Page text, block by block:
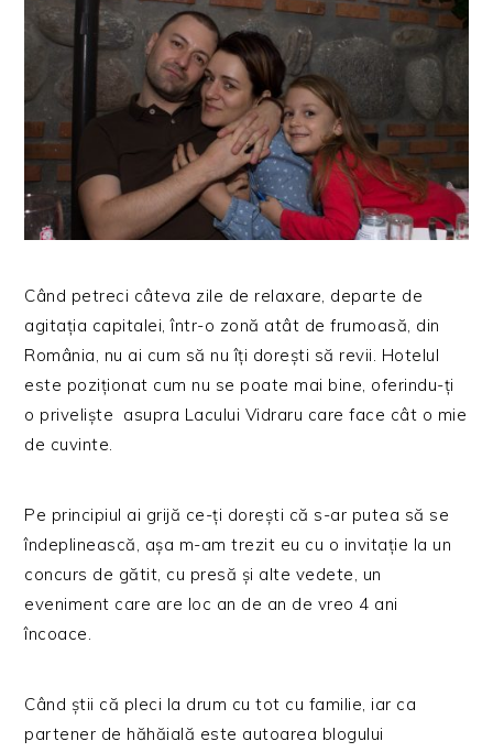
Când petreci câteva zile de relaxare, departe de
agitația capitalei, într-o zonă atât de frumoasă, din
România, nu ai cum să nu îți dorești să revii. Hotelul
este poziționat cum nu se poate mai bine, oferindu-ți
o priveliște asupra Lacului Vidraru care face cât o mie
de cuvinte.
Pe principiul ai grijă ce-ți dorești că s-ar putea să se
îndeplinească, așa m-am trezit eu cu o invitație la un
concurs de gătit, cu presă și alte vedete, un
eveniment care are loc an de an de vreo 4 ani
încoace.
Când știi că pleci la drum cu tot cu familie, iar ca
partener de hăhăială este autoarea blogului